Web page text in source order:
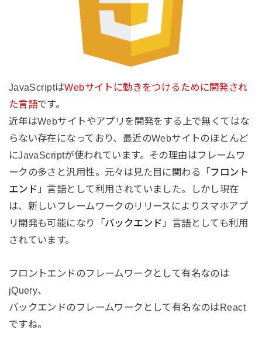
JavaScriptはWebサイトに動きをつけるために開発され
た言語です。
近年はWebサイトやアプリを開発をする上で無くてはな
らない存在になっており、最近のWebサイトのほとんど
にJavaScriptが使われています。その理由はフレームワ
ークの多さと汎用性。元々は見た目に関わる「フロント
エンド 」言語として利用されていました。しかし現在
は、新しいフレームワークのリリースによりスマホアプ
リ開発も可能になり「バックエンド 」言語としても利用
されています。
フロントエンドのフレームワークとして有名なのは
jQuery、
バックエンドのフレームワークとして有名なのはReact
ですね。